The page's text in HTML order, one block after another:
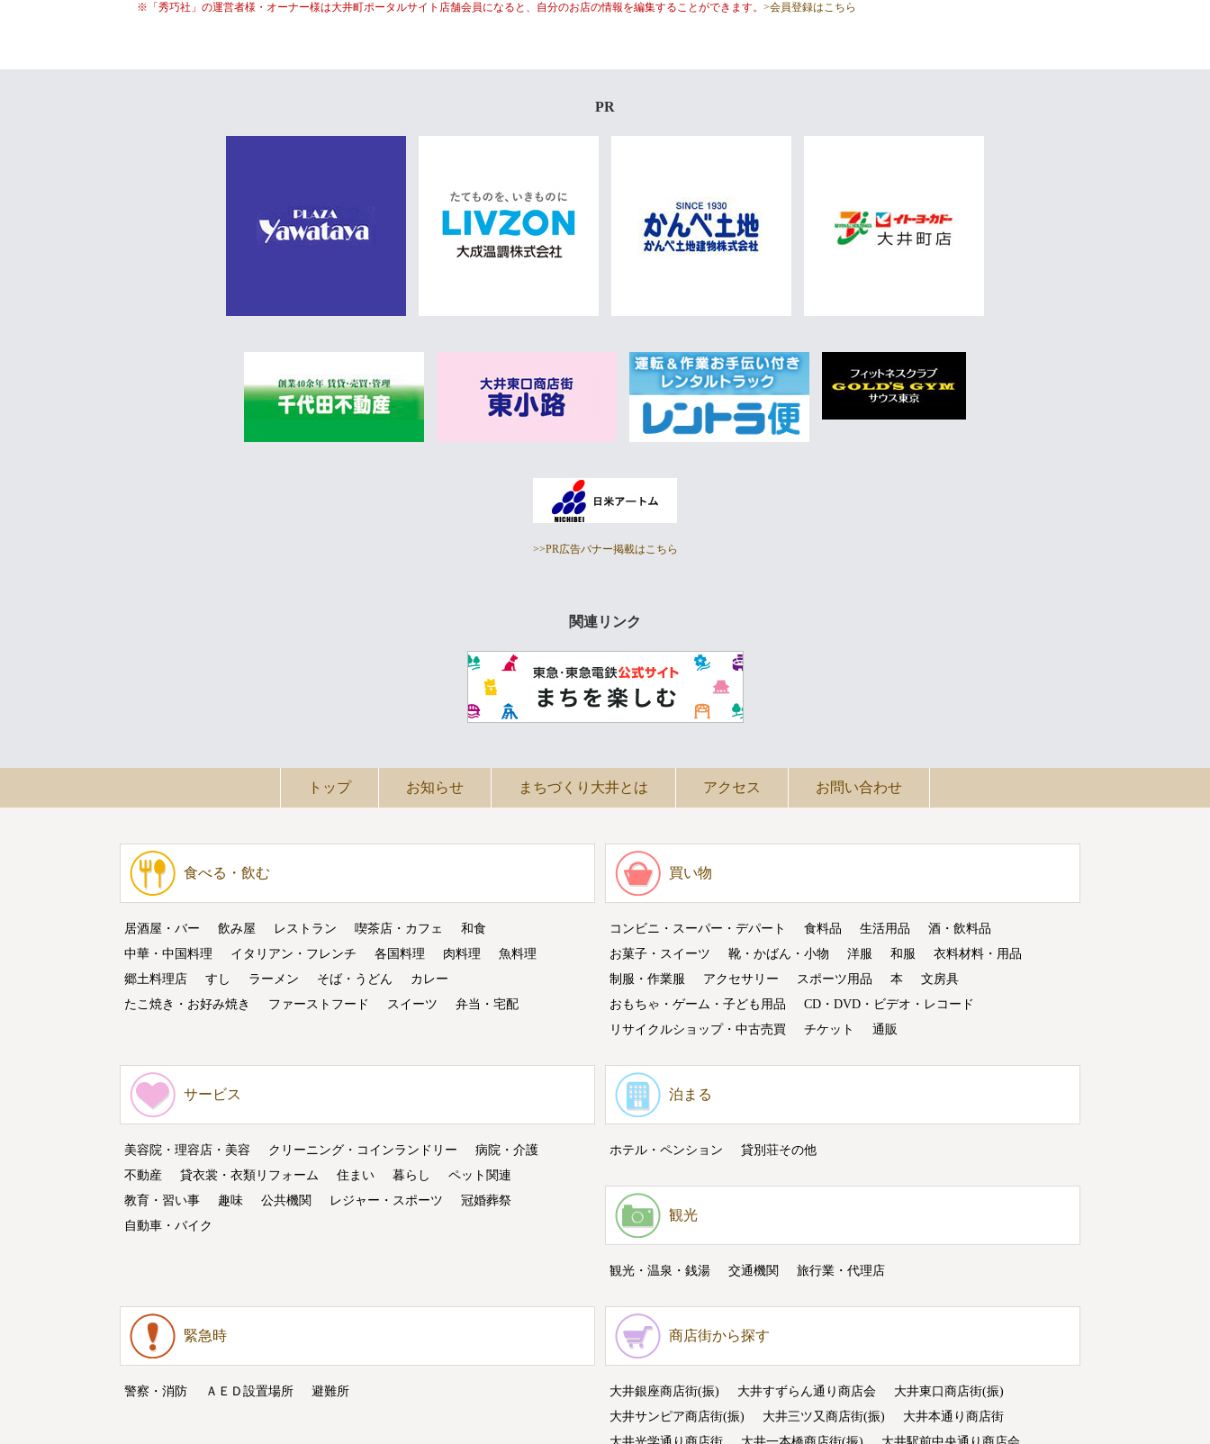
※「秀巧社」の運営者様・オーナー様は大井町ポータルサイト店舗会員になると、自分のお店の情報を編集することができます。 >会員登録はこちら
PR
>>PR広告バナー掲載はこちら
関連リンク
トップ お知らせ まちづくり大井とは アクセス お問い合わせ
食べる・飲む
居酒屋・バー 飲み屋 レストラン 喫茶店・カフェ
和食
中華・中国料理
イタリアン・フレンチ 各国料理 肉料理
魚料理
郷土料理店
すし ラーメン そば・うどん
カレー
たこ焼き・お好み焼き
ファーストフード スイーツ 弁当・宅配
買い物
コンビニ・スーパー・デパート 食料品 生活用品
酒・飲料品
お菓子・スイーツ
靴・かばん・小物 洋服 和服
衣料材料・用品
制服・作業服
アクセサリー スポーツ用品 本
文房具
おもちゃ・ゲーム・子ども用品
CD・DVD・ビデオ・レコード
リサイクルショップ・中古売買
チケット 通販
サービス
美容院・理容店・美容 クリーニング・コインランドリー
病院・介護
不動産
貸衣裳・衣類リフォーム 住まい 暮らし
ペット関連
教育・習い事
趣味 公共機関 レジャー・スポーツ
冠婚葬祭
自動車・バイク
泊まる
ホテル・ペンション 貸別荘その他
観光
観光・温泉・銭湯 交通機関 旅行業・代理店
緊急時
警察・消防 ＡＥＤ設置場所 避難所
商店街から探す
大井銀座商店街(振) 大井すずらん通り商店会
大井東口商店街(振)
大井サンピア商店街(振)
大井三ツ又商店街(振)
大井本通り商店街